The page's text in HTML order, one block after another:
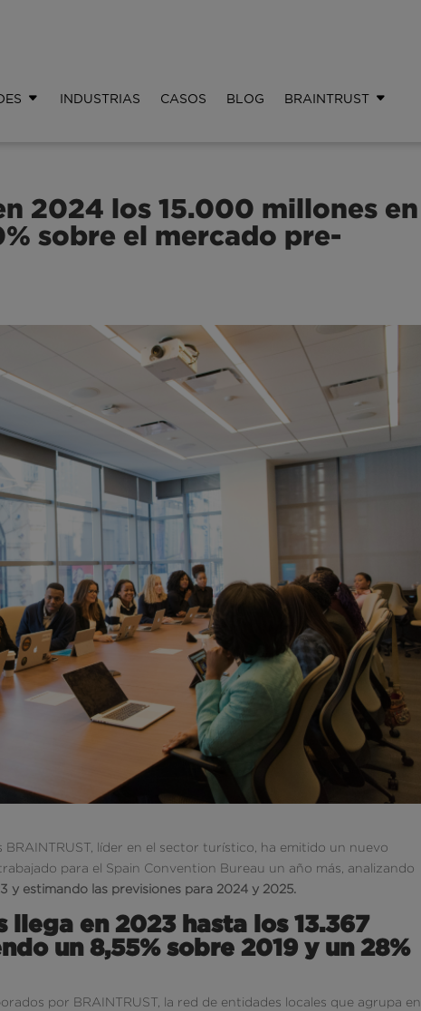
INDUSTRIAS CASOS BLOG BRAINTRUST
2024 los 15.000 millones en
sobre el mercado pre-
líder en el sector turístico, ha emitido un nuevo
para el Spain Convention Bureau un año más, analizando
y estimando las previsiones para 2024 y 2025.
en 2023 hasta los 13.367
un 8,55% sobre 2019 y un 28%
por BRAINTRUST, la red de entidades locales que agrupa en